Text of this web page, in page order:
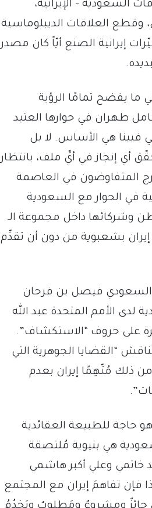
السعودية – الإيرانية،
وقطع العلاقات الديبلوماسية
إيرانية الصنع أيّاً كان مصدر
ما يفضح تمامًا الرؤية
طهران في حوارها العتيد
فيينا هي الأساس. لا بل
أي إنجاز في أيِّ ملف، بانتظار
المتفاوضون في العاصمة
في الحوار مع السعودية
وشركائها داخل مجموعة الـ
إيران بشعبوية من دون أن تقدِّم
السعودي فيصل بن فرحان
لدى الأمم المتحدة عبد الله
على حروف “الاستكشاف”.
“القضايا الجوهرية التي
ذلك مُتّهِمًا إيران بعدم
حاجة للطبيعة العقائدية
هي بنيوية مُلتصقة
خاتمي وعلي أكبر هاشمي
فإن تفاهمَ إيران مع المجتمع